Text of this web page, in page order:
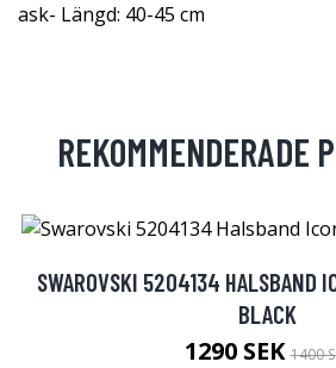
ask- Längd: 40-45 cm
REKOMMENDERADE
SWAROVSKI 5204134 HALSBAND
BLACK
1290 SEK1400